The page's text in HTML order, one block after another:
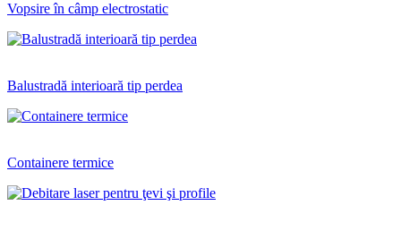
Vopsire în câmp electrostatic
Balustradă interioară tip perdea
Containere termice